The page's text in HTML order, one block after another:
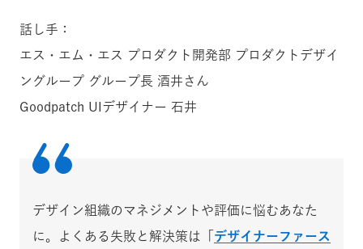
話し手：
エス・エム・エス プロダクト開発部 プロダクトデザイ
ングループ グループ長 酒井さん
Goodpatch UIデザイナー 石井
デザイン組織のマネジメントや評価に悩むあなた
に。よくある失敗と解決策は「 デザイナーファース